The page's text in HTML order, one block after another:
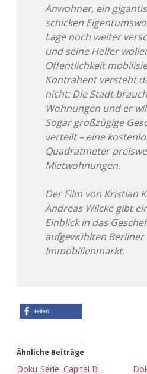
Anwohner, ein
schicken
Lage noch weiter
und seine Helfer
Öffentlichkeit
Kontrahent versteht
nicht: Die Stadt
Wohnungen und er
Sogar großzügige
verteilt – eine
Quadratmeter
Mietwohnungen.
Der Film von Kristian
Andreas Wilcke gibt
Einblick in das
aufgewühlten Berliner
Immobilienmarkt.
teilen
Ähnliche Beiträge
Doku-Serie: Capital B –